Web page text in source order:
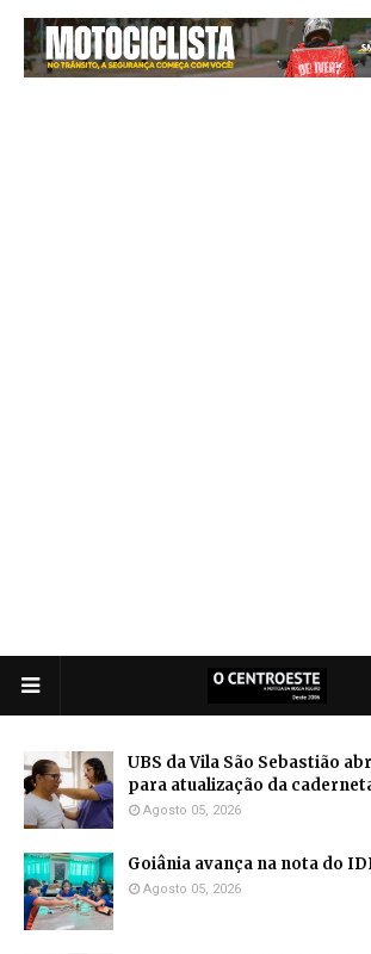
UBS da Vila São Sebastião
para atualização da
Agosto 05, 2026
Goiânia avança na nota do
Agosto 05, 2026